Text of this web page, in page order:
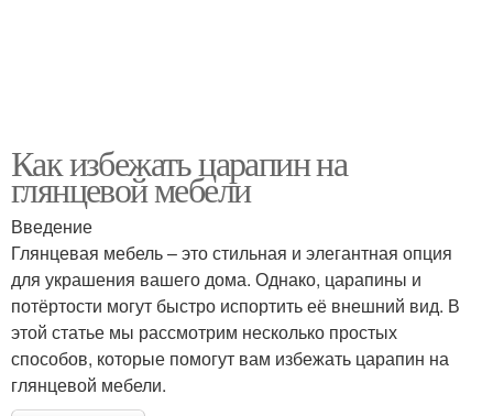
Как избежать царапин на
глянцевой мебели
Введение
Глянцевая мебель – это стильная и элегантная опция
для украшения вашего дома. Однако, царапины и
потёртости могут быстро испортить её внешний вид. В
этой статье мы рассмотрим несколько простых
способов, которые помогут вам избежать царапин на
глянцевой мебели.